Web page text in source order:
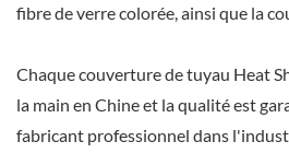
fibre de verre colorée, ainsi que la
Chaque couverture de tuyau Heat
la main en Chine et la qualité est
fabricant professionnel dans